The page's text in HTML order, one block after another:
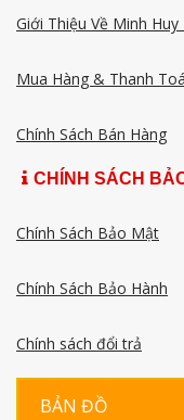
Giới Thiệu Về Minh
Mua Hàng & Thanh
Chính Sách Bán Hàng
CHÍNH SÁCH
Chính Sách Bảo Mật
Chính Sách Bảo Hành
Chính sách đổi trả
BẢN ĐỒ